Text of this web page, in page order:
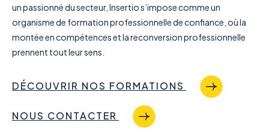
un passionné du secteur, Insertio s’impose comme un
organisme de formation professionnelle de confiance, où la
montée en compétences et la reconversion professionnelle
prennent tout leur sens.
DÉCOUVRIR NOS FORMATIONS
NOUS CONTACTER